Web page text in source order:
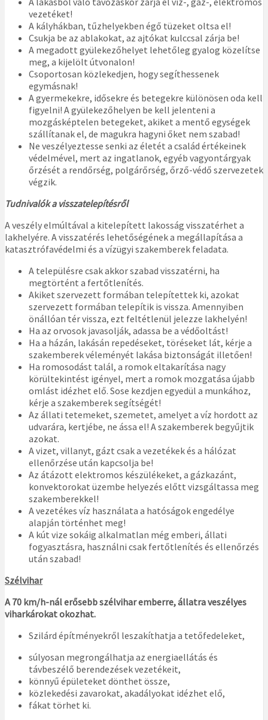
vezetéket!
A kályhákban, tűzhelyekben égő tüzeket oltsa el!
Csukja be az ablakokat, az ajtókat kulccsal zárja be!
A megadott gyülekezőhelyet lehetőleg gyalog közelítse
meg, a kijelölt útvonalon!
Csoportosan közlekedjen, hogy segíthessenek
egymásnak!
A gyermekekre, idősekre és betegekre különösen oda kell
figyelni! A gyülekezőhelyen be kell jelenteni a
mozgásképtelen betegeket, akiket a mentő egységek
szállítanak el, de magukra hagyni őket nem szabad!
Ne veszélyeztesse senki az életét a család értékeinek
védelmével, mert az ingatlanok, egyéb vagyontárgyak
őrzését a rendőrség, polgárőrség, őrző-védő szervezetek
végzik.
Tudnivalók a visszatelepítésről
A veszély elmúltával a kitelepített lakosság visszatérhet a
lakhelyére. A visszatérés lehetőségének a megállapítása a
katasztrófavédelmi és a vízügyi szakemberek feladata.
A településre csak akkor szabad visszatérni, ha
megtörtént a fertőtlenítés.
Akiket szervezett formában telepítettek ki, azokat
szervezett formában telepítik is vissza. Amennyiben
önállóan tér vissza, ezt feltétlenül jelezze lakhelyén!
Ha az orvosok javasolják, adassa be a védőoltást!
Ha a házán, lakásán repedéseket, töréseket lát, kérje a
szakemberek véleményét lakása biztonságát illetően!
Ha romosodást talál, a romok eltakarítása nagy
körültekintést igényel, mert a romok mozgatása újabb
omlást idézhet elő. Sose kezdjen egyedül a munkához,
kérje a szakemberek segítségét!
Az állati tetemeket, szemetet, amelyet a víz hordott az
udvarára, kertjébe, ne ássa el! A szakemberek begyűjtik
azokat.
A vizet, villanyt, gázt csak a vezetékek és a hálózat
ellenőrzése után kapcsolja be!
Az átázott elektromos készülékeket, a gázkazánt,
konvektorokat üzembe helyezés előtt vizsgáltassa meg
szakemberekkel!
A vezetékes víz használata a hatóságok engedélye
alapján történhet meg!
A kút vize sokáig alkalmatlan még emberi, állati
fogyasztásra, használni csak fertőtlenítés és ellenőrzés
után szabad!
Szélvihar
A 70 km/h-nál erősebb szélvihar emberre, állatra veszélyes
viharkárokat okozhat.
Szilárd építményekről leszakíthatja a tetőfedeleket,
súlyosan megrongálhatja az energiaellátás és
távbeszélő berendezések vezetékeit,
könnyű épületeket dönthet össze,
közlekedési zavarokat, akadályokat idézhet elő,
fákat törhet ki.